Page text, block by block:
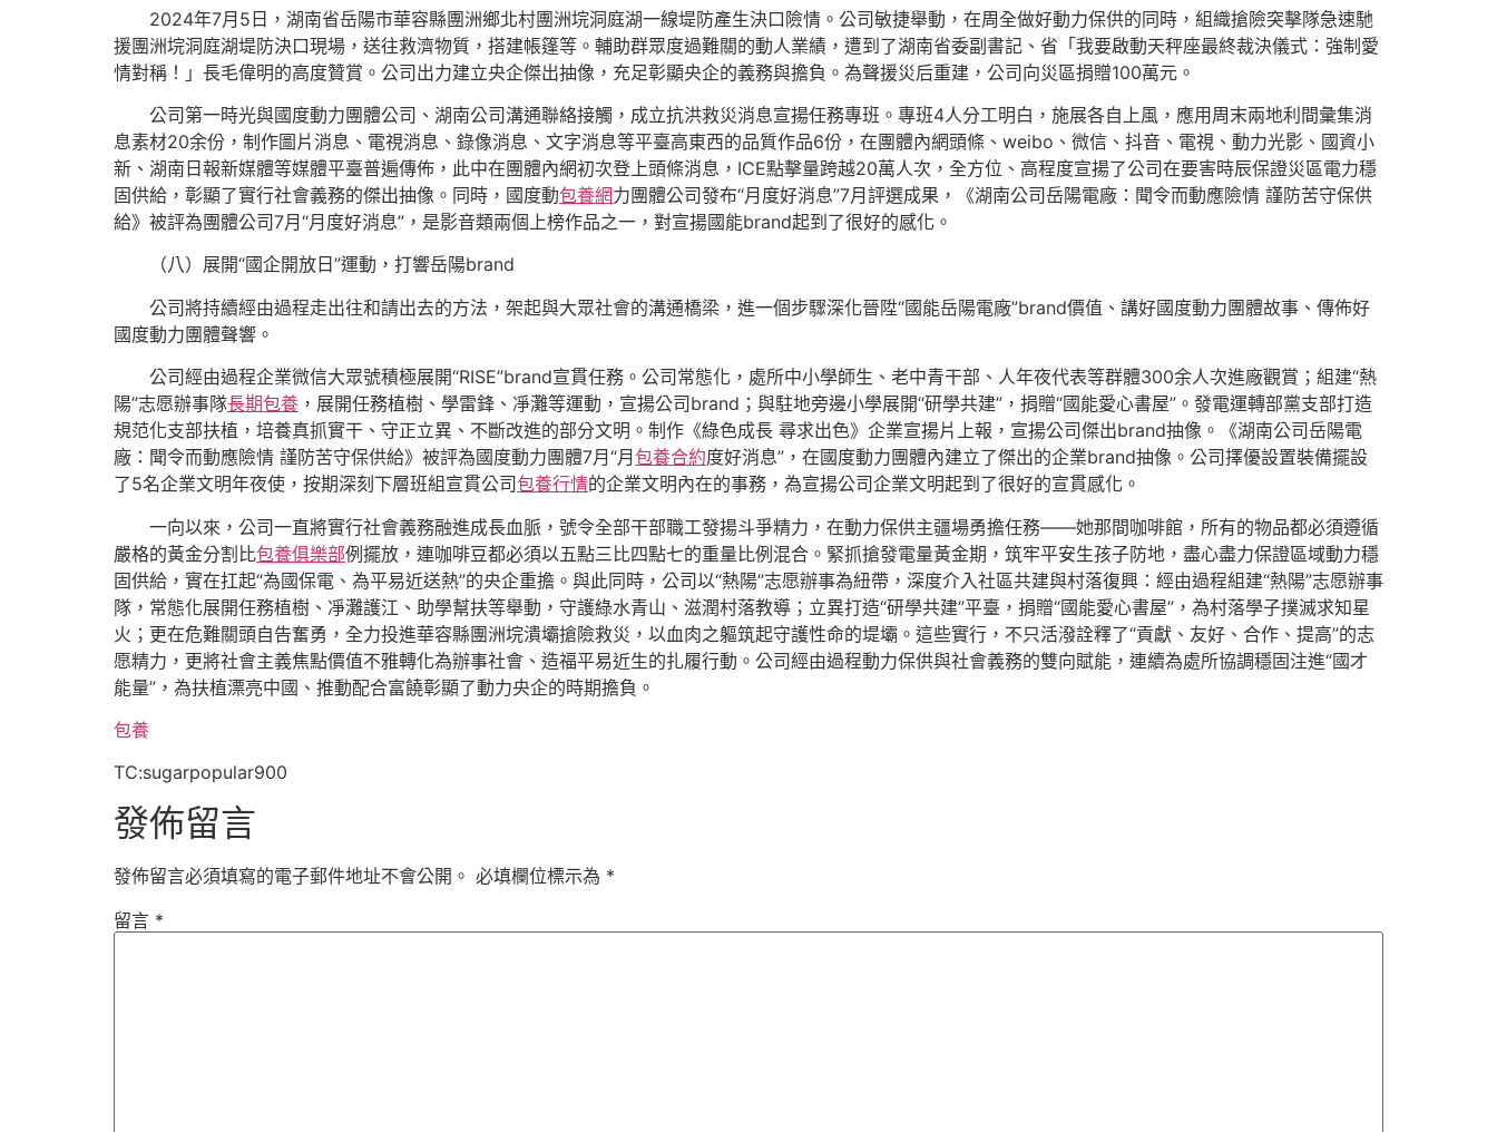
2024年7月5日，湖南省岳陽市華容縣團洲鄉北村團洲垸洞庭湖一線堤防產生決口險情。公司敏捷舉動，在周全做好動力保供的同時，組織搶險突擊隊急速馳
援團洲垸洞庭湖堤防決口現場，送往救濟物質，搭建帳篷等。輔助群眾度過難關的動人業績，遭到了湖南省委副書記、省「我要啟動天秤座最終裁決儀式：強制愛
情對稱！」長毛偉明的高度贊賞。公司出力建立央企傑出抽像，充足彰顯央企的義務與擔負。為聲援災后重建，公司向災區捐贈100萬元。
公司第一時光與國度動力團體公司、湖南公司溝通聯絡接觸，成立抗洪救災消息宣揚任務專班。專班4人分工明白，施展各自上風，應用周末兩地利間彙集消
息素材20余份，制作圖片消息、電視消息、錄像消息、文字消息等平臺高東西的品質作品6份，在團體內網頭條、weibo、微信、抖音、電視、動力光影、國資小
新、湖南日報新媒體等媒體平臺普遍傳佈，此中在團體內網初次登上頭條消息，ICE點擊量跨越20萬人次，全方位、高程度宣揚了公司在要害時辰保證災區電力穩
固供給，彰顯了實行社會義務的傑出抽像。同時，國度動包養網力團體公司發布“月度好消息”7月評選成果，《湖南公司岳陽電廠：聞令而動應險情 謹防苦守保供
給》被評為團體公司7月“月度好消息”，是影音類兩個上榜作品之一，對宣揚國能brand起到了很好的感化。
（八）展開“國企開放日”運動，打響岳陽brand
公司將持續經由過程走出往和請出去的方法，架起與大眾社會的溝通橋梁，進一個步驟深化晉陞“國能岳陽電廠”brand價值、講好國度動力團體故事、傳佈好
國度動力團體聲響。
公司經由過程企業微信大眾號積極展開“RISE”brand宣貫任務。公司常態化，處所中小學師生、老中青干部、人年夜代表等群體300余人次進廠觀賞；組建“熱
陽”志愿辦事隊長期包養 ，展開任務植樹、學雷鋒、凈灘等運動，宣揚公司brand；與駐地旁邊小學展開“研學共建”，捐贈“國能愛心書屋”。發電運轉部黨支部打造
規范化支部扶植，培養真抓實干、守正立異、不斷改進的部分文明。制作《綠色成長 尋求出色》企業宣揚片上報，宣揚公司傑出brand抽像。《湖南公司岳陽電
廠：聞令而動應險情 謹防苦守保供給》被評為國度動力團體7月“月 包養合約度好消息”，在國度動力團體內建立了傑出的企業brand抽像。公司擇優設置裝備擺設
了5名企業文明年夜使，按期深刻下層班組宣貫公司包養行情的企業文明內在的事務，為宣揚公司企業文明起到了很好的宣貫感化。
一向以來，公司一直將實行社會義務融進成長血脈，號令全部干部職工發揚斗爭精力，在動力保供主疆場勇擔任務——她那間咖啡館，所有的物品都必須遵循
嚴格的黃金分割比包養俱樂部例擺放，連咖啡豆都必須以五點三比四點七的重量比例混合。緊抓搶發電量黃金期，筑牢平安生孩子防地，盡心盡力保證區域動力穩
固供給，實在扛起“為國保電、為平易近送熱”的央企重擔。與此同時，公司以“熱陽”志愿辦事為紐帶，深度介入社區共建與村落復興：經由過程組建“熱陽”志愿辦事
隊，常態化展開任務植樹、凈灘護江、助學幫扶等舉動，守護綠水青山、滋潤村落教導；立異打造“研學共建”平臺，捐贈“國能愛心書屋”，為村落學子撲滅求知星
火；更在危難關頭自告奮勇，全力投進華容縣團洲垸潰壩搶險救災，以血肉之軀筑起守護性命的堤壩。這些實行，不只活潑詮釋了“貢獻、友好、合作、提高”的志
愿精力，更將社會主義焦點價值不雅轉化為辦事社會、造福平易近生的扎履行動。公司經由過程動力保供與社會義務的雙向賦能，連續為處所協調穩固注進“國才
能量”，為扶植漂亮中國、推動配合富饒彰顯了動力央企的時期擔負。
包養
TC:sugarpopular900
發佈留言
發佈留言必須填寫的電子郵件地址不會公開。 必填欄位標示為 *
留言 *